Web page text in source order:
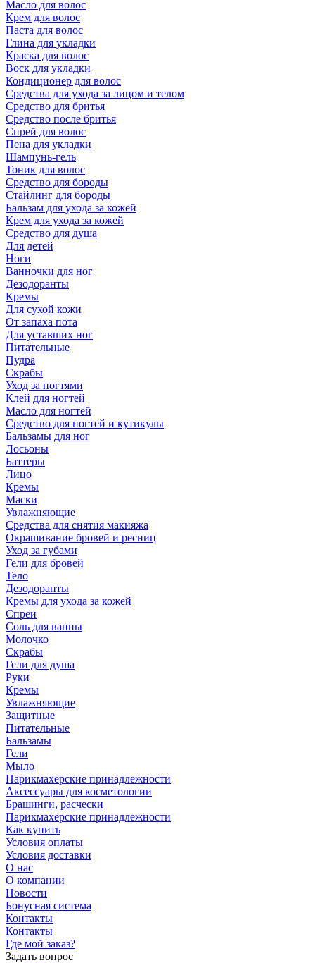
Масло для волос
Крем для волос
Паста для волос
Глина для укладки
Краска для волос
Воск для укладки
Кондиционер для волос
Средства для ухода за лицом и телом
Средство для бритья
Средство после бритья
Спрей для волос
Пена для укладки
Шампунь-гель
Тоник для волос
Средство для бороды
Стайлинг для бороды
Бальзам для ухода за кожей
Крем для ухода за кожей
Средство для душа
Для детей
Ноги
Ванночки для ног
Дезодоранты
Кремы
Для сухой кожи
От запаха пота
Для уставших ног
Питательные
Пудра
Скрабы
Уход за ногтями
Клей для ногтей
Масло для ногтей
Средство для ногтей и кутикулы
Бальзамы для ног
Лосьоны
Баттеры
Лицо
Кремы
Маски
Увлажняющие
Средства для снятия макияжа
Окрашивание бровей и ресниц
Уход за губами
Гели для бровей
Тело
Дезодоранты
Кремы для ухода за кожей
Спреи
Соль для ванны
Молочко
Скрабы
Гели для душа
Руки
Кремы
Увлажняющие
Защитные
Питательные
Бальзамы
Гели
Мыло
Парикмахерские принадлежности
Аксессуары для косметологии
Брашинги, расчески
Парикмахерские принадлежности
Как купить
Условия оплаты
Условия доставки
О нас
О компании
Новости
Бонусная система
Контакты
Контакты
Где мой заказ?
Задать вопрос